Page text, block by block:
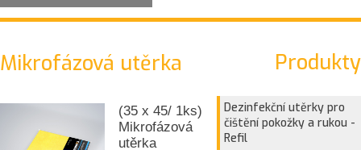
Mikrofázová utěrka
(35 x 45/ 1ks)
Mikrofázová
utěrka
Produkty
Dezinfekční utěrky pro
čištění pokožky a rukou -
Refil